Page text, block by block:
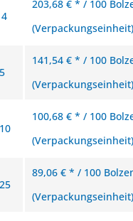
4
203,68 € * / 100
(Verpackungseinheit)
5
141,54 € * / 100
(Verpackungseinheit)
10
100,68 € * / 100
(Verpackungseinheit)
25
89,06 € * / 100
(Verpackungseinheit)